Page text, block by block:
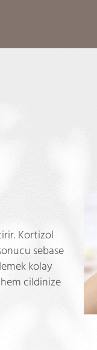
Kortizol
sebase
kolay
cildinize